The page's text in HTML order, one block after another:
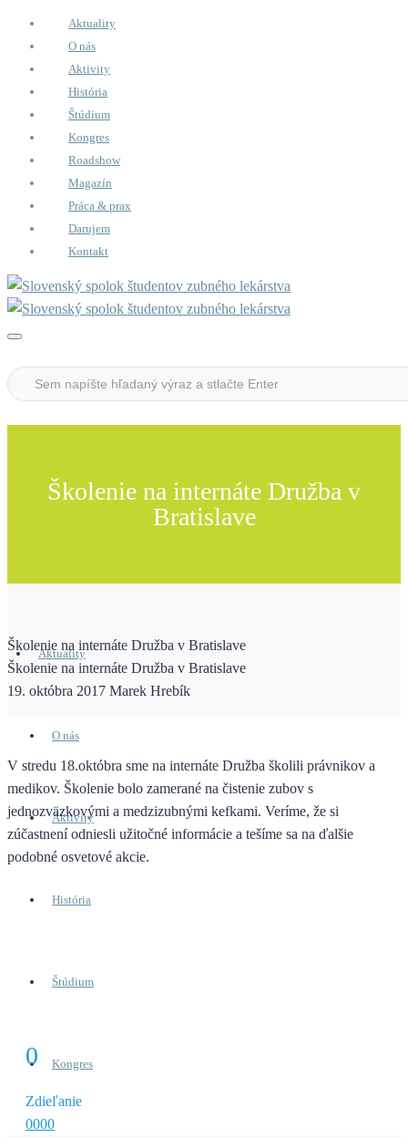
Aktuality
O nás
Aktivity
História
Štúdium
Kongres
Roadshow
Magazín
Práca & prax
Darujem
Kontakt
Aktuality
O nás
Aktivity
História
Štúdium
Kongres
Školenie na internáte Družba v
Bratislave
Školenie na internáte Družba v Bratislave
Školenie na internáte Družba v Bratislave
19. októbra 2017 Marek Hrebík
V stredu 18.októbra sme na internáte Družba školili právnikov a
medikov. Školenie bolo zamerané na čistenie zubov s
jednozväzkovými a medzizubnými kefkami. Veríme, že si
zúčastnení odniesli užitočné informácie a tešíme sa na ďalšie
podobné osvetové akcie.
0
Zdieľanie
0000